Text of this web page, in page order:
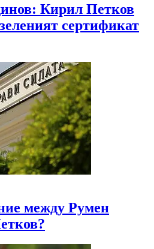
Кирил Петков
сертификат
между Румен